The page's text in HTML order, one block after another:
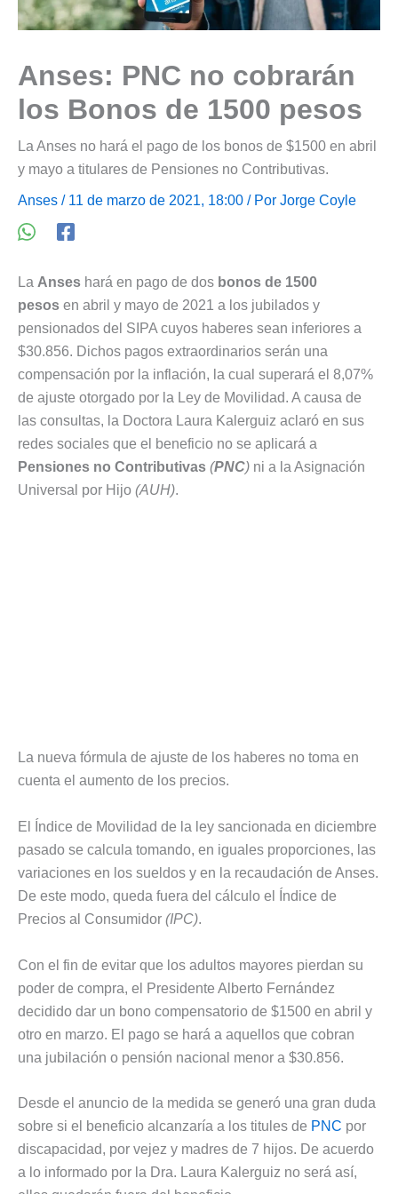
Anses: PNC no cobrarán
los Bonos de 1500 pesos
La Anses no hará el pago de los bonos de $1500 en abril
y mayo a titulares de Pensiones no Contributivas.
Anses / 11 de marzo de 2021, 18:00 / Por Jorge Coyle
La Anses hará en pago de dos bonos de 1500
pesos en abril y mayo de 2021 a los jubilados y
pensionados del SIPA cuyos haberes sean inferiores a
$30.856. Dichos pagos extraordinarios serán una
compensación por la inflación, la cual superará el 8,07%
de ajuste otorgado por la Ley de Movilidad. A causa de
las consultas, la Doctora Laura Kalerguiz aclaró en sus
redes sociales que el beneficio no se aplicará a
Pensiones no Contributivas (PNC) ni a la Asignación
Universal por Hijo (AUH).
La nueva fórmula de ajuste de los haberes no toma en
cuenta el aumento de los precios.
El Índice de Movilidad de la ley sancionada en diciembre
pasado se calcula tomando, en iguales proporciones, las
variaciones en los sueldos y en la recaudación de Anses.
De este modo, queda fuera del cálculo el Índice de
Precios al Consumidor (IPC).
Con el fin de evitar que los adultos mayores pierdan su
poder de compra, el Presidente Alberto Fernández
decidido dar un bono compensatorio de $1500 en abril y
otro en marzo. El pago se hará a aquellos que cobran
una jubilación o pensión nacional menor a $30.856.
Desde el anuncio de la medida se generó una gran duda
sobre si el beneficio alcanzaría a los titules de PNC por
discapacidad, por vejez y madres de 7 hijos. De acuerdo
a lo informado por la Dra. Laura Kalerguiz no será así,